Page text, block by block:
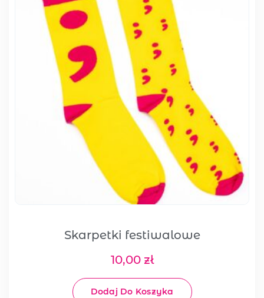
Skarpetki festiwalowe
10,00 zł
Dodaj Do Koszyka